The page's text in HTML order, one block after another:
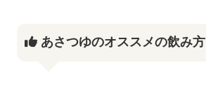
あさつゆのオススメの飲み方